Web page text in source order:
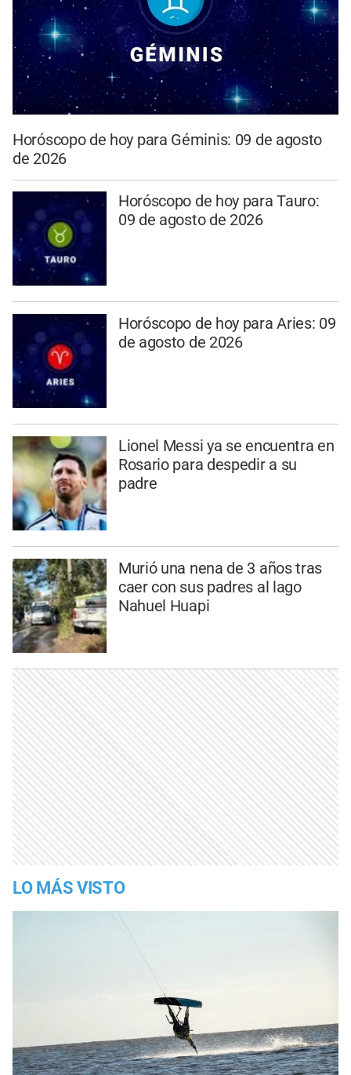
Horóscopo de hoy para Géminis: 09 de agosto
de 2026
Horóscopo de hoy para Tauro:
09 de agosto de 2026
Horóscopo de hoy para Aries: 09
de agosto de 2026
Lionel Messi ya se encuentra en
Rosario para despedir a su
padre
Murió una nena de 3 años tras
caer con sus padres al lago
Nahuel Huapi
LO MÁS VISTO